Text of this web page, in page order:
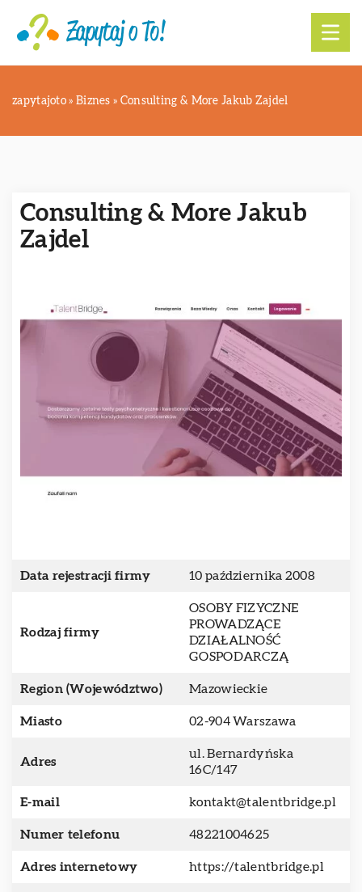
zapytajoto » Biznes » Consulting & More Jakub Zajdel
Consulting & More Jakub
Zajdel
Data rejestracji firmy 10 października 2008
Rodzaj firmy
OSOBY FIZYCZNE
PROWADZĄCE
DZIAŁALNOŚĆ
GOSPODARCZĄ
Region (Województwo) Mazowieckie
Miasto 02-904 Warszawa
Adres
ul. Bernardyńska
16C/147
E-mail kontakt@talentbridge.pl
Numer telefonu 48221004625
Adres internetowy https://talentbridge.pl